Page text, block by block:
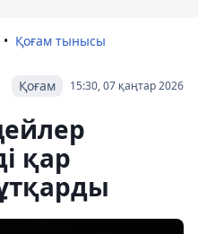
Қоғам тынысы
15:30, 07 қаңтар 2026
Қоғам
қар